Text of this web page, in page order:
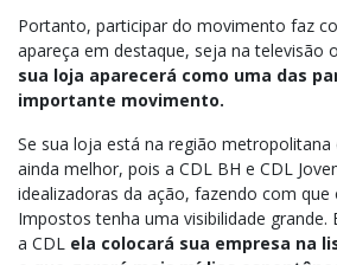
Portanto, participar do movimento faz
apareça em destaque, seja na televisão
sua loja aparecerá como uma das
importante movimento.
Se sua loja está na região
ainda melhor, pois a CDL BH e CDL
idealizadoras da ação, fazendo com que
Impostos tenha uma visibilidade
a CDL ela colocará sua empresa na